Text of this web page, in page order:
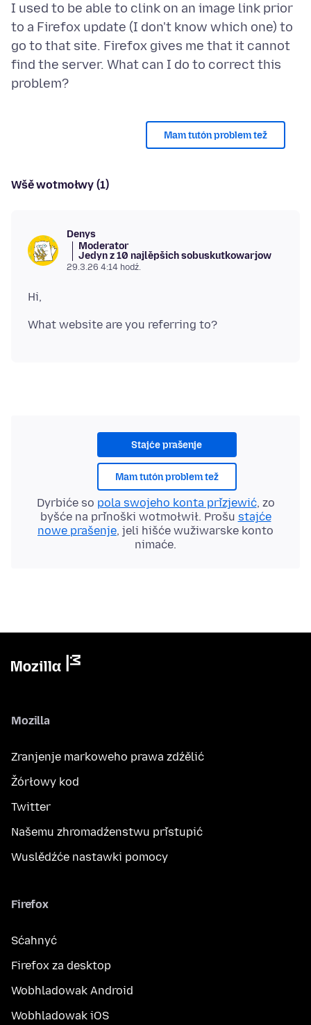
I used to be able to clink on an image link prior
to a Firefox update (I don't know which one) to
go to that site. Firefox gives me that it cannot
find the server. What can I do to correct this
Mam tutón problem tež
Wšě wotmołwy (1)
Denys
Moderator
Jedyn z 10 najlěpšich sobuskutkowarjow
29.3.26 4:14 hodź.
Stajće prašenje
Mam tutón problem tež
Dyrbiće so pola swojeho konta přizjewić, zo
byšće na přinoški wotmołwił. Prošu stajće
nowe prašenje, jeli hišće wužiwarske konto
nimaće.
Mozilla
Zranjenje markoweho prawa zdźělić
Žórłowy kod
Twitter
Našemu zhromadźenstwu přistupić
Wuslědźće nastawki pomocy
Firefox
Sćahnyć
Firefox za desktop
Wobhladowak Android
Wobhladowak iOS